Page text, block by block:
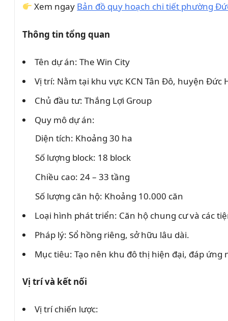
Xem ngay Bản đồ quy hoạch chi tiết phường
Thông tin tổng quan
Tên dự án: The Win City
Vị trí: Nằm tại khu vực KCN Tân Đô, huyện Đức
Chủ đầu tư: Thắng Lợi Group
Quy mô dự án:
Diện tích: Khoảng 30 ha
Số lượng block: 18 block
Chiều cao: 24 – 33 tầng
Số lượng căn hộ: Khoảng 10.000 căn
Loại hình phát triển: Căn hộ chung cư và các
Pháp lý: Sổ hồng riêng, sở hữu lâu dài.
Mục tiêu: Tạo nên khu đô thị hiện đại, đáp
Vị trí và kết nối
Vị trí chiến lược: